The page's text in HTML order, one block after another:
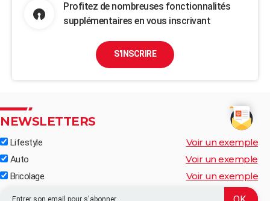
Profitez de nombreuses fonctionnalités
supplémentaires en vous inscrivant
S'INSCRIRE
NEWSLETTERS
Lifestyle Voir un exemple
Auto Voir un exemple
Bricolage Voir un exemple